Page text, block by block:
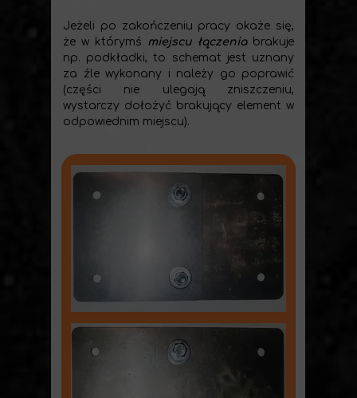
Jeżeli po zakończeniu pracy okaże się,
że w którymś miejscu łączeniabrakuje
np. podkładki, to schemat jest uznany
za źle wykonany i należy go poprawić
(części nie ulegają zniszczeniu,
wystarczy dołożyć brakujący element w
odpowiednim miejscu).